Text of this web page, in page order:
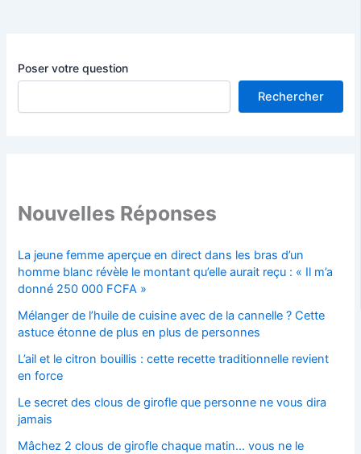
Poser votre question
Rechercher
Nouvelles Réponses
La jeune femme aperçue en direct dans les bras d’un
homme blanc révèle le montant qu’elle aurait reçu : « Il m’a
donné 250 000 FCFA »
Mélanger de l’huile de cuisine avec de la cannelle ? Cette
astuce étonne de plus en plus de personnes
L’ail et le citron bouillis : cette recette traditionnelle revient
en force
Le secret des clous de girofle que personne ne vous dira
jamais
Mâchez 2 clous de girofle chaque matin… vous ne le